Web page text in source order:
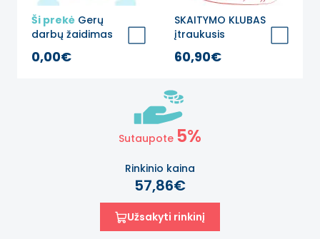
Ši prekė Gerų
darbų žaidimas
NEMOKAMAI
0,00€
SKAITYMO KLUBAS
įtraukusis
žymėjimo lipdukas
60,90€
Sutaupote 5%
Rinkinio kaina
57,86€
Užsakyti rinkinį